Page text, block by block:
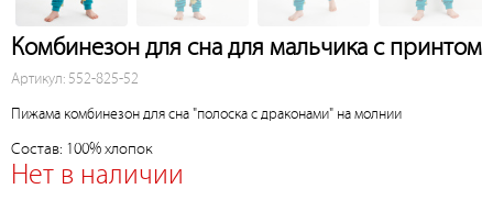
Комбинезон для сна для мальчика с принтом
Артикул: 552-825-52
Пижама комбинезон для сна "полоска с драконами" на молнии
Состав: 100% хлопок
Нет в наличии